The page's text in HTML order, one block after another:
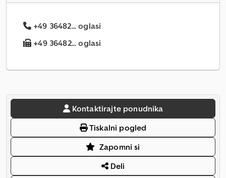
+49 36482... oglasi
+49 36482... oglasi
Kontaktirajte ponudnika
Tiskalni pogled
Zapomni si
Deli